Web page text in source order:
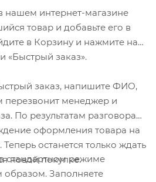
нашем интернет-магазине
товар и добавьте его в
в Корзину и нажмите на
«Быстрый заказ».
заказ, напишите ФИО,
перезвонит менеджер и
По результатам разговора
оформления товара на
останется только ждать
новой покупке.
стандартном режиме
Заполняете